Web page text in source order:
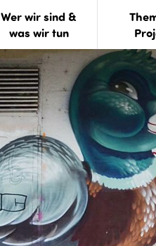
Wer wir sind &
was wir tun